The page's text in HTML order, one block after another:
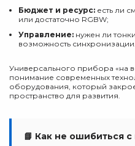
Бюджет и ресурс: есть ли
или достаточно RGBW;
Управление: нужен ли
возможность синхронизации.
Универсального прибора «на
понимание современных
оборудования, который
пространство для развития.
📘 Как не ошибиться